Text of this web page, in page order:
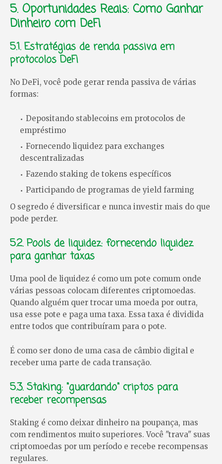
5. Oportunidades Reais: Como Ganhar
Dinheiro com DeFi
5.1. Estratégias de renda passiva em
protocolos DeFi
No DeFi, você pode gerar renda passiva de várias
formas:
Depositando stablecoins em protocolos de
empréstimo
Fornecendo liquidez para exchanges
descentralizadas
Fazendo staking de tokens específicos
Participando de programas de yield farming
O segredo é diversificar e nunca investir mais do que
pode perder.
5.2. Pools de liquidez: fornecendo liquidez
para ganhar taxas
Uma pool de liquidez é como um pote comum onde
várias pessoas colocam diferentes criptomoedas.
Quando alguém quer trocar uma moeda por outra,
usa esse pote e paga uma taxa. Essa taxa é dividida
entre todos que contribuíram para o pote.
É como ser dono de uma casa de câmbio digital e
receber uma parte de cada transação.
5.3. Staking: "guardando" criptos para
receber recompensas
Staking é como deixar dinheiro na poupança, mas
com rendimentos muito superiores. Você "trava" suas
criptomoedas por um período e recebe recompensas
regulares.